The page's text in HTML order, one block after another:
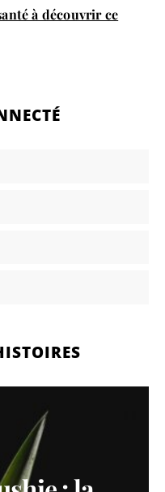
à découvrir ce